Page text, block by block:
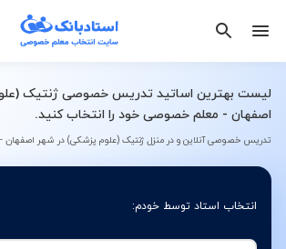
لیست بهترین اساتید تدریس خصوصی ژنتیک
اصفهان - معلم خصوصی خود را انتخاب کنید.
تدریس خصوصی آنلاین و در منزل ژنتیک (علوم پزشکی) در شهر اصفهان
انتخاب استاد توسط خودم:
ژنتیک (علوم